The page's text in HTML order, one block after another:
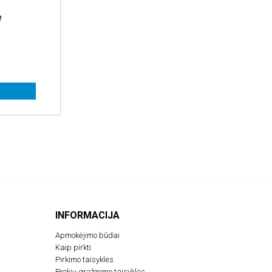
INFORMACIJA
Apmokėjimo būdai
Kaip pirkti
Pirkimo taisyklės